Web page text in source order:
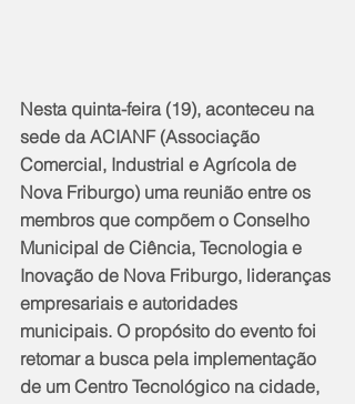
Nesta quinta-feira (19), aconteceu na
sede da ACIANF (Associação
Comercial, Industrial e Agrícola de
Nova Friburgo) uma reunião entre os
membros que compõem o Conselho
Municipal de Ciência, Tecnologia e
Inovação de Nova Friburgo, lideranças
empresariais e autoridades
municipais. O propósito do evento foi
retomar a busca pela implementação
de um Centro Tecnológico na cidade,